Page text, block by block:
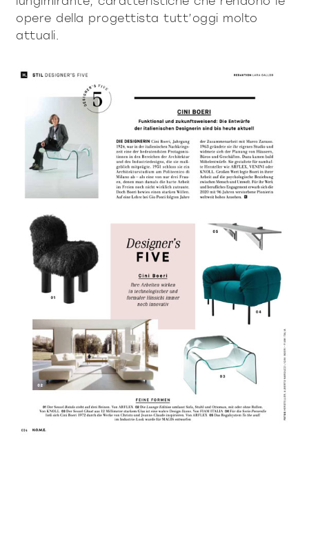
tous les
Sophistiqué déterminé Sophistiqué doux
opere della progettista tutt’oggi molto
attuali.